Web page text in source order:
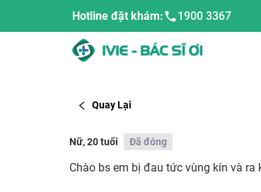
Hotline đặt khám: 1900 3367
Quay Lại
Nữ, 20 tuổi Đã đóng
Chào bs em bị đau tức vùng kín và ra